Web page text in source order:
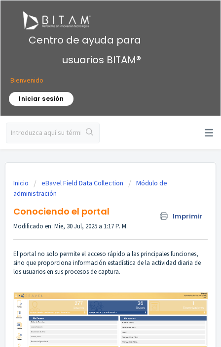
Centro de ayuda para
usuarios BITAM®
Bienvenido
Iniciar sesión
Inicio eBavel Field Data Collection
Módulo de
administración
Conociendo el portal Imprimir
Modificado en: Mie, 30 Jul, 2025 a 1:17 P. M.
El portal no solo permite el acceso rápido a las principales funciones,
sino que proporciona información estadística de la actividad diaria de
los usuarios en sus procesos de captura.